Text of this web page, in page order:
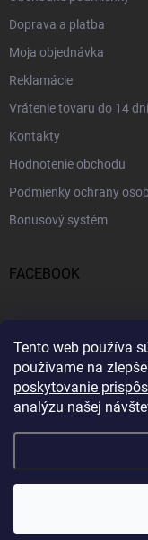
Tento web používa
používame na
poskytovanie
analýzu našej
Doprava a platba
Moja objednávka
Reklamácie
Vrátenie tovaru do 14 dní
Kontakty
Hodnotenie obchodu
Podmienky ochrany
Bonusový systém
FACEBOOK
PRIJÍMAME ONLINE